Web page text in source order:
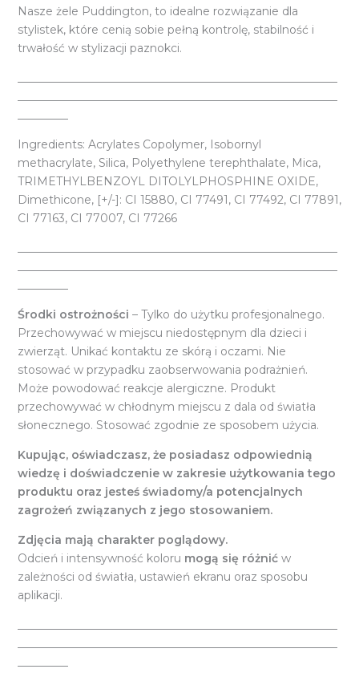
Nasze żele Puddington, to idealne rozwiązanie dla
stylistek, które cenią sobie pełną kontrolę, stabilność i
trwałość w stylizacji paznokci.
Ingredients: Acrylates Copolymer, Isobornyl
methacrylate, Silica, Polyethylene terephthalate, Mica,
TRIMETHYLBENZOYL DITOLYLPHOSPHINE OXIDE,
Dimethicone, [+/-]: CI 15880, CI 77491, CI 77492, CI 77891,
CI 77163, CI 77007, CI 77266
Środki ostrożności – Tylko do użytku profesjonalnego.
Przechowywać w miejscu niedostępnym dla dzieci i
zwierząt. Unikać kontaktu ze skórą i oczami. Nie
stosować w przypadku zaobserwowania podrażnień.
Może powodować reakcje alergiczne. Produkt
przechowywać w chłodnym miejscu z dala od światła
słonecznego. Stosować zgodnie ze sposobem użycia.
Kupując, oświadczasz, że posiadasz odpowiednią
wiedzę i doświadczenie w zakresie użytkowania tego
produktu oraz jesteś świadomy/a potencjalnych
zagrożeń związanych z jego stosowaniem.
Zdjęcia mają charakter poglądowy.
Odcień i intensywność koloru mogą się różnićw
zależności od światła, ustawień ekranu oraz sposobu
aplikacji.